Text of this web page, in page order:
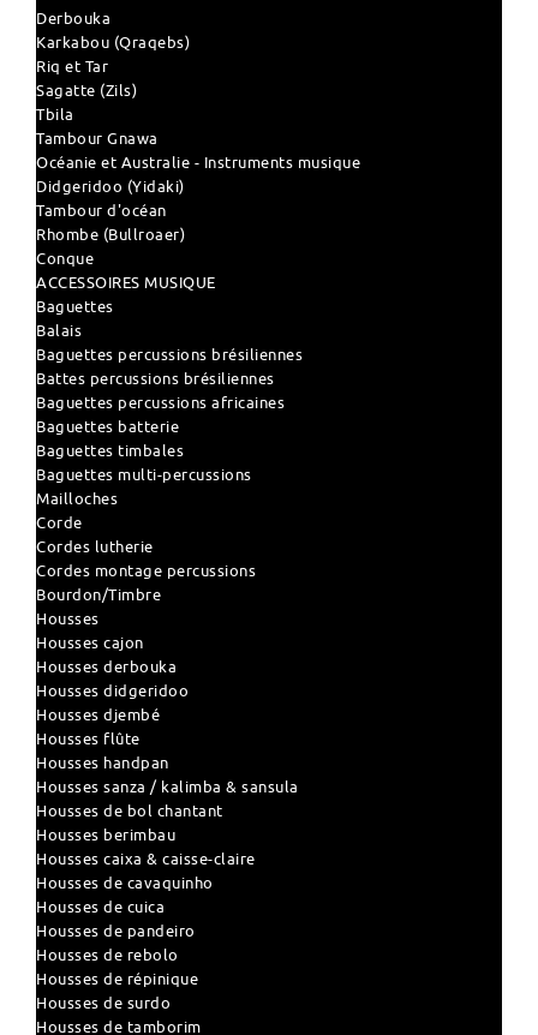
Derbouka
Karkabou (Qraqebs)
Riq et Tar
Sagatte (Zils)
Tbila
Tambour Gnawa
Océanie et Australie - Instruments musique
Didgeridoo (Yidaki)
Tambour d'océan
Rhombe (Bullroaer)
Conque
ACCESSOIRES MUSIQUE
Baguettes
Balais
Baguettes percussions brésiliennes
Battes percussions brésiliennes
Baguettes percussions africaines
Baguettes batterie
Baguettes timbales
Baguettes multi-percussions
Mailloches
Corde
Cordes lutherie
Cordes montage percussions
Bourdon/Timbre
Housses
Housses cajon
Housses derbouka
Housses didgeridoo
Housses djembé
Housses flûte
Housses handpan
Housses sanza / kalimba & sansula
Housses de bol chantant
Housses berimbau
Housses caixa & caisse-claire
Housses de cavaquinho
Housses de cuica
Housses de pandeiro
Housses de rebolo
Housses de répinique
Housses de surdo
Housses de tamborim